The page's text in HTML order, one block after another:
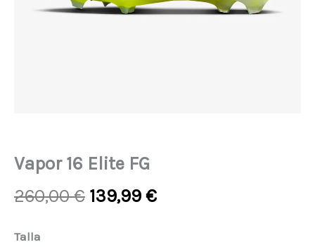
Vapor 16 Elite FG
260,00€ Original
139,99 €Current
Talla
Vapor